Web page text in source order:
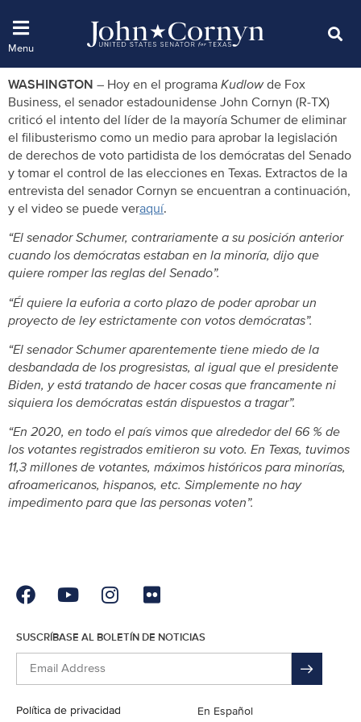
WASHINGTON – Hoy en el programa Kudlowde Fox
Business, el senador estadounidense John Cornyn (R-TX)
criticó el intento del líder de la mayoría Schumer de eliminar
el filibusterismo como un medio para aprobar la legislación
de derechos de voto partidista de los demócratas del Senado
y tomar el control de las elecciones en Texas. Extractos de la
entrevista del senador Cornyn se encuentran a continuación,
y el video se puede veraquí.
“El senador Schumer, contrariamente a su posición anterior
cuando los demócratas estaban en la minoría, dijo que
quiere romper las reglas del Senado”.
“Él quiere la euforia a corto plazo de poder aprobar un
proyecto de ley estrictamente con votos demócratas”.
“El senador Schumer aparentemente tiene miedo de la
desbandada de los progresistas, al igual que el presidente
Biden, y está tratando de hacer cosas que francamente ni
siquiera los demócratas están dispuestos a tragar”.
“En 2020, en todo el país vimos que alrededor del 66 % de
los votantes registrados emitieron su voto. En Texas, tuvimos
11,3 millones de votantes, máximos históricos para minorías,
afroamericanos, hispanos, etc. Simplemente no hay
impedimento para que las personas voten”.
SUSCRÍBASE AL BOLETÍN DE NOTICIAS
Política de privacidad En Español